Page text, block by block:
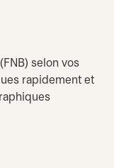
selon vos
rapidement et